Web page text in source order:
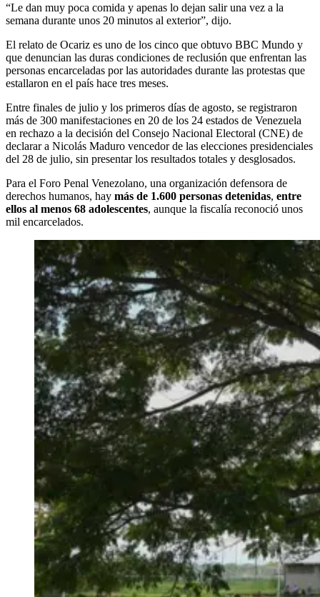
“Le dan muy poca comida y apenas lo dejan salir una vez a la
semana durante unos 20 minutos al exterior”, dijo.
El relato de Ocariz es uno de los cinco que obtuvo BBC Mundo y
que denuncian las duras condiciones de reclusión que enfrentan las
personas encarceladas por las autoridades durante las protestas que
estallaron en el país hace tres meses.
Entre finales de julio y los primeros días de agosto, se registraron
más de 300 manifestaciones en 20 de los 24 estados de Venezuela
en rechazo a la decisión del Consejo Nacional Electoral (CNE) de
declarar a Nicolás Maduro vencedor de las elecciones presidenciales
del 28 de julio, sin presentar los resultados totales y desglosados.
Para el Foro Penal Venezolano, una organización defensora de
derechos humanos, hay más de 1.600 personas detenidas, entre
ellos al menos 68 adolescentes, aunque la fiscalía reconoció unos
mil encarcelados.